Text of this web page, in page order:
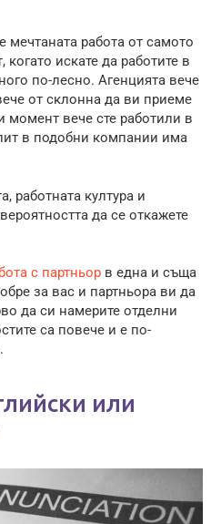
работа от самото
искате да работите в
по-лесно. Агенцията вече
от склонна да ви приеме
момент вече сте работили в
в подобни компании има
работната култура и
да се откажете
с партньор в една и съща
за вас и партньора ви да
да си намерите отделни
са повече и е по-
или